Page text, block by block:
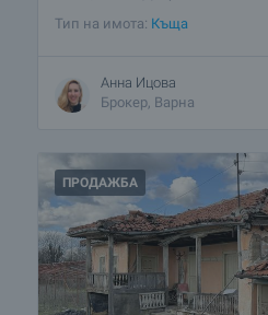
Тип на имота: Къща
Анна Ицова
Брокер, Варна
ПРОДАЖБА